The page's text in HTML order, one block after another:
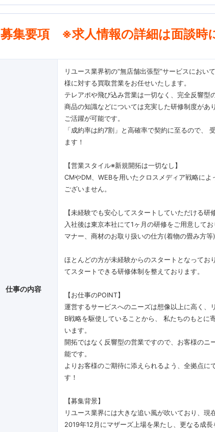
募集要項 ※求人情報の詳細は面談時
仕事の内容
リユース業界初の“無店舗出張型”サービスにおい
様に対する買取営業をお任せいたします。
テレアポや飛び込み営業は一切なく、完全反響型
商品の知識などについては充実した研修制度があ
ご活躍が可能です。
「成約率は約7割」と高確率で契約に至るので、
ます！
【営業スタイル※新規開拓は一切なし】
CMやDM、WEBを用いたクロスメディア戦略に
ございません。
【未経験でも安心してスタートしていただける研
入社後は東京本社にて1ヶ月の研修をご用意して
マナー、商材のお取り扱いの仕方(着物の畳み方等
ほとんどの方が未経験からのスタートとなってお
てスタートできる研修体制を整えております。
【お仕事のPOINT】
運営するサービスへのニーズは想像以上に高く、
B戦略を駆使していることから、 私たちのもとに
います。
開拓ではなく反響型の営業ですので、お客様のニ
能です。
よりお客様のご期待に添えられるよう、全拠点に
す！
【募集背景】
リユース業界には大きな追い風が吹いており、現
2019年12月にマザーズ上場を果たし、更なる成